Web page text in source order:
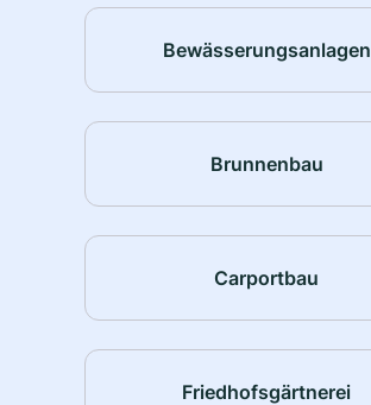
Bewässerungsanlagen
Brunnenbau
Carportbau
Friedhofsgärtnerei